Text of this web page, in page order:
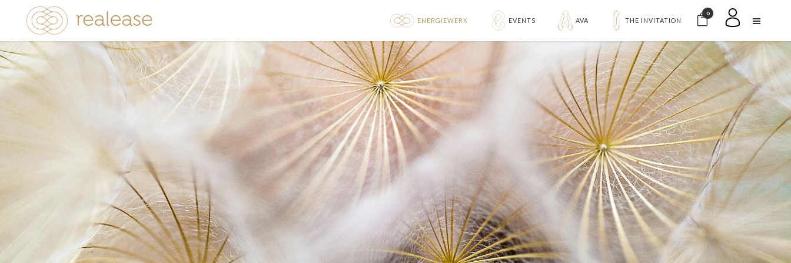
0
ENERGIEWERK EVENTS AVA THE INVITATION